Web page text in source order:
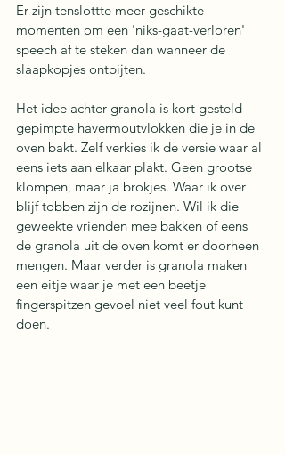
Er zijn tenslottte meer geschikte
momenten om een 'niks-gaat-verloren'
speech af te steken dan wanneer de
slaapkopjes ontbijten.
Het idee achter granola is kort gesteld
gepimpte havermoutvlokken die je in de
oven bakt. Zelf verkies ik de versie waar al
eens iets aan elkaar plakt. Geen grootse
klompen, maar ja brokjes. Waar ik over
blijf tobben zijn de rozijnen. Wil ik die
geweekte vrienden mee bakken of eens
de granola uit de oven komt er doorheen
mengen. Maar verder is granola maken
een eitje waar je met een beetje
fingerspitzen gevoel niet veel fout kunt
doen.